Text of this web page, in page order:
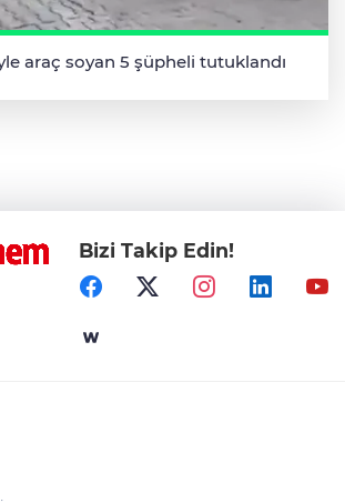
araç soyan 5 şüpheli tutuklandı
Bizi Takip Edin!